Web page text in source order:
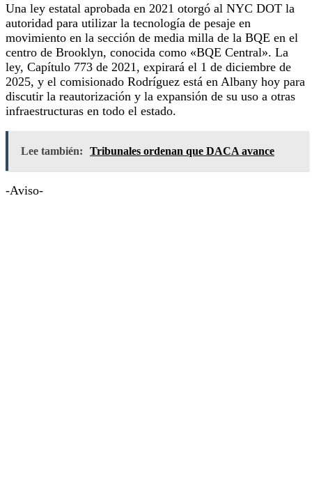
Una ley estatal aprobada en 2021 otorgó al NYC DOT la
autoridad para utilizar la tecnología de pesaje en
movimiento en la sección de media milla de la BQE en el
centro de Brooklyn, conocida como «BQE Central». La
ley, Capítulo 773 de 2021, expirará el 1 de diciembre de
2025, y el comisionado Rodríguez está en Albany hoy para
discutir la reautorización y la expansión de su uso a otras
infraestructuras en todo el estado.
Lee también: Tribunales ordenan que DACA avance
-Aviso-